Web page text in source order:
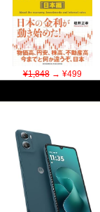
¥1,848→ ¥499